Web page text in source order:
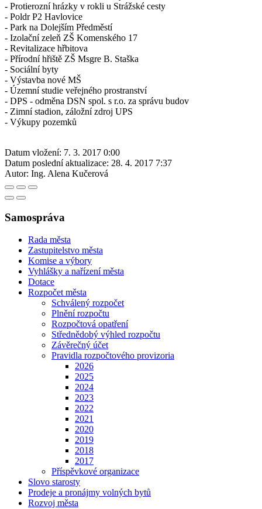
- Protierozní hrázky v rokli u Strážské cesty
- Poldr P2 Havlovice
- Park na Dolejším Předměstí
- Izolační zeleň ZŠ Komenského 17
- Revitalizace hřbitova
- Přírodní hřiště ZŠ Msgre B. Staška
- Sociální byty
- Výstavba nové MŠ
- Územní studie veřejného prostranství
- DPS - odměna DSN spol. s r.o. za správu budov
- Zimní stadion, záložní zdroj UPS
- Výkupy pozemků
Datum vložení: 7. 3. 2017 0:00
Datum poslední aktualizace: 28. 4. 2017 7:37
Autor: Ing. Alena Kučerová
Samospráva
Rada města
Zastupitelstvo města
Komise a výbory
Vyhlášky a nařízení města
Dotace
Rozpočet města
Schválený rozpočet
Plnění rozpočtu
Rozpočtová opatření
Střednědobý výhled rozpočtu
Závěrečný účet
Pravidla rozpočtového provizoria
2026
2025
2024
2023
2022
2021
2020
2019
2018
2017
Příspěvkové organizace
Slovo starosty
Prodeje a pronájmy volných bytů
Rozvoj města